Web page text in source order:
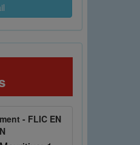
- FLIC EN